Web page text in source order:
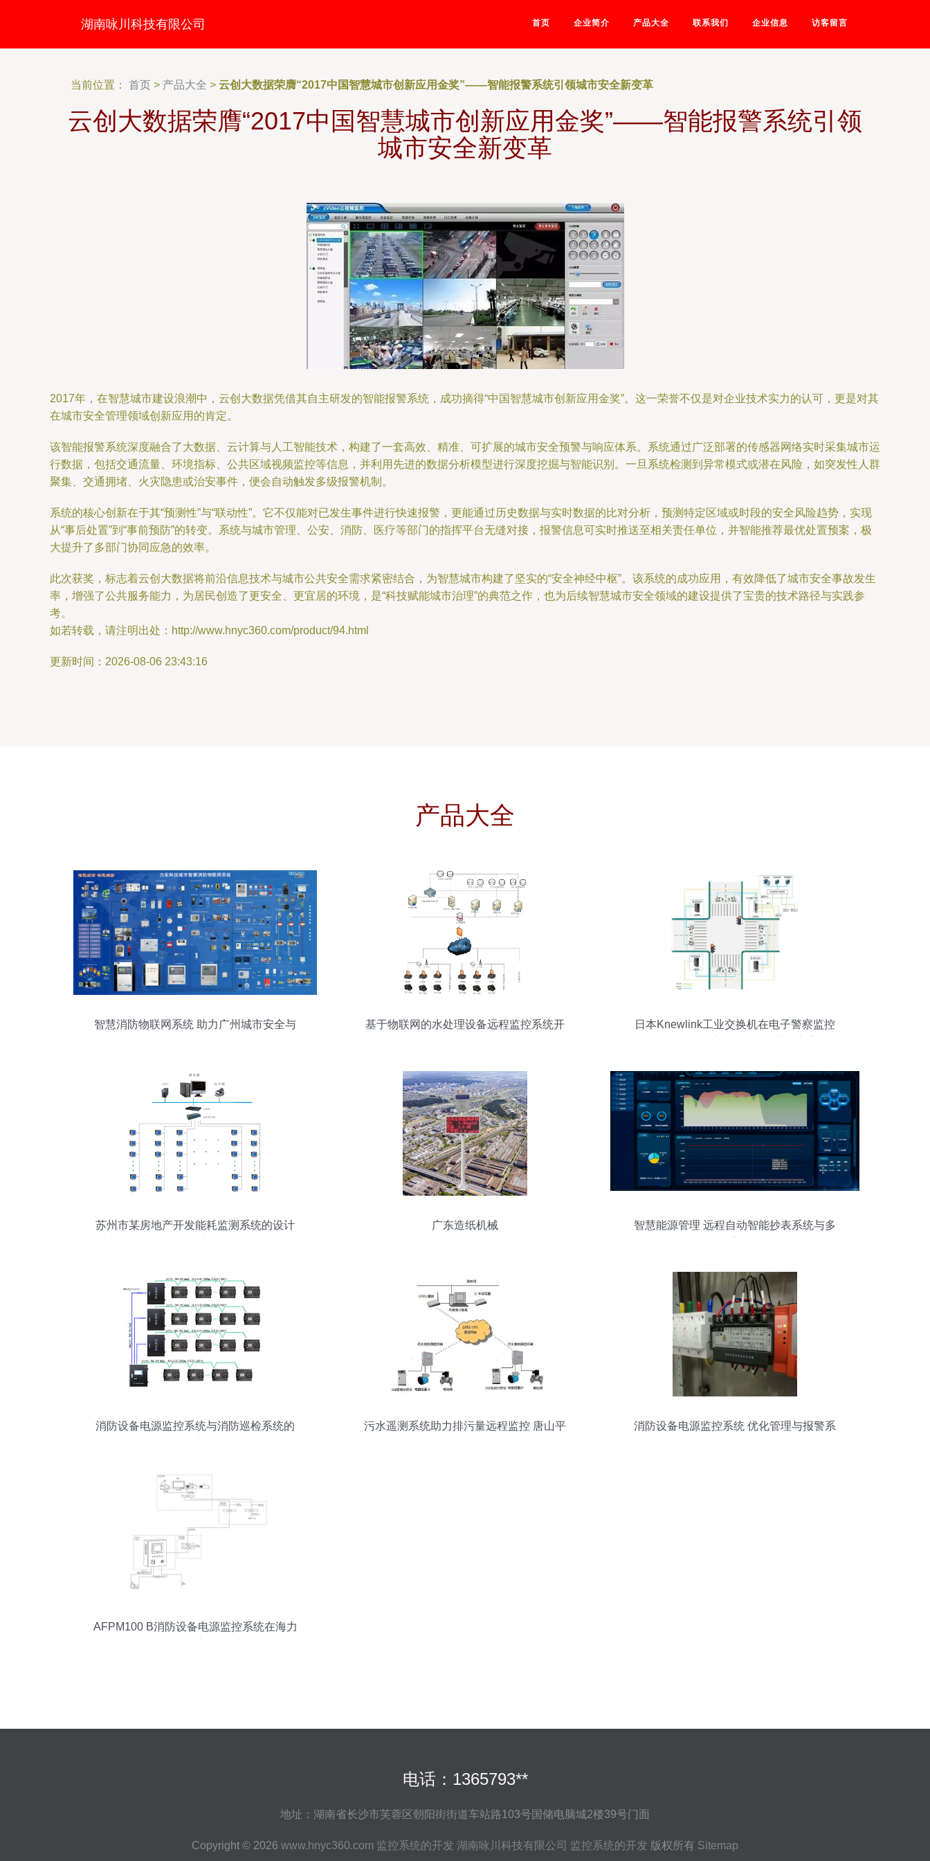
湖南咏川科技有限公司 首页 企业简介 产品大全 联系我们 企业信息 访客留言
当前位置： 首页 > 产品大全 > 云创大数据荣膺“2017中国智慧城市创新应用金奖”——智能报警系统引领城市安全新变革
云创大数据荣膺“2017中国智慧城市创新应用金奖”——智能报警系统引领
城市安全新变革
2017年，在智慧城市建设浪潮中，云创大数据凭借其自主研发的智能报警系统，成功摘得“中国智慧城市创新应用金奖”。这一荣誉不仅是对企业技术实力的认可，更是对其
在城市安全管理领域创新应用的肯定。
该智能报警系统深度融合了大数据、云计算与人工智能技术，构建了一套高效、精准、可扩展的城市安全预警与响应体系。系统通过广泛部署的传感器网络实时采集城市运
行数据，包括交通流量、环境指标、公共区域视频监控等信息，并利用先进的数据分析模型进行深度挖掘与智能识别。一旦系统检测到异常模式或潜在风险，如突发性人群
聚集、交通拥堵、火灾隐患或治安事件，便会自动触发多级报警机制。
系统的核心创新在于其“预测性”与“联动性”。它不仅能对已发生事件进行快速报警，更能通过历史数据与实时数据的比对分析，预测特定区域或时段的安全风险趋势，实现
从“事后处置”到“事前预防”的转变。系统与城市管理、公安、消防、医疗等部门的指挥平台无缝对接，报警信息可实时推送至相关责任单位，并智能推荐最优处置预案，极
大提升了多部门协同应急的效率。
此次获奖，标志着云创大数据将前沿信息技术与城市公共安全需求紧密结合，为智慧城市构建了坚实的“安全神经中枢”。该系统的成功应用，有效降低了城市安全事故发生
率，增强了公共服务能力，为居民创造了更安全、更宜居的环境，是“科技赋能城市治理”的典范之作，也为后续智慧城市安全领域的建设提供了宝贵的技术路径与实践参
考。
如若转载，请注明出处：http://www.hnyc360.com/product/94.html
更新时间：2026-08-06 23:43:16
产品大全
智慧消防物联网系统 助力广州城市安全与
基于物联网的水处理设备远程监控系统开
日本Knewlink工业交换机在电子警察监控
苏州市某房地产开发能耗监测系统的设计
广东造纸机械
智慧能源管理 远程自动智能抄表系统与多
消防设备电源监控系统与消防巡检系统的
污水遥测系统助力排污量远程监控 唐山平
消防设备电源监控系统 优化管理与报警系
AFPM100 B消防设备电源监控系统在海力
电话：1365793**
地址：湖南省长沙市芙蓉区朝阳街街道车站路103号国储电脑城2楼39号门面
Copyright © 2026 www.hnyc360.com 监控系统的开发 湖南咏川科技有限公司 监控系统的开发 版权所有 Sitemap